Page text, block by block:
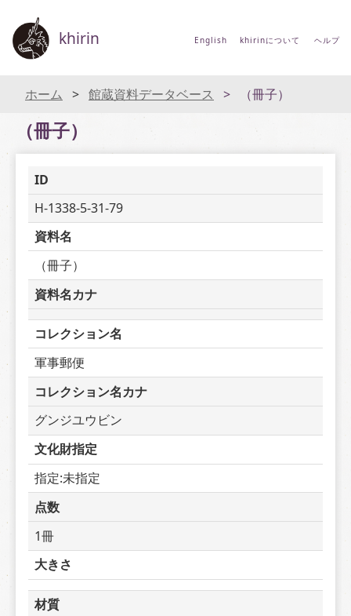
khirin English khirinについて ヘルプ
ホーム 館蔵資料データベース （冊子）
（冊子）
ID
H-1338-5-31-79
資料名
（冊子）
資料名カナ
コレクション名
軍事郵便
コレクション名カナ
グンジユウビン
文化財指定
指定:未指定
点数
1冊
大きさ
材質